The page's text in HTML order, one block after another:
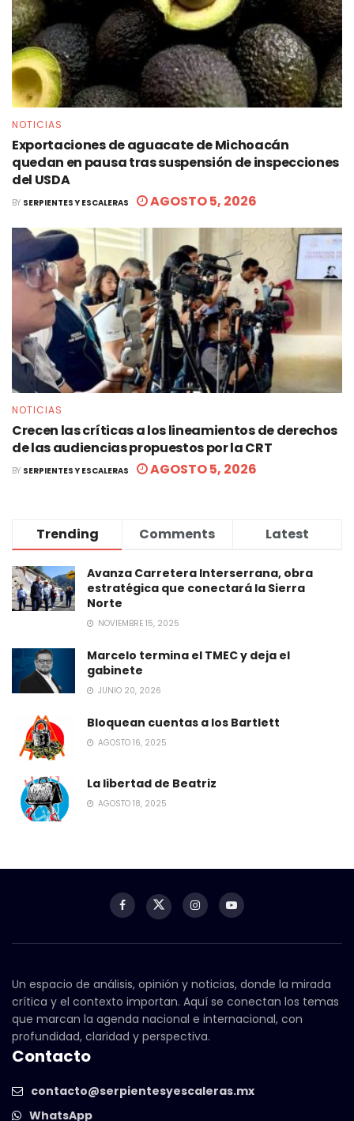
NOTICIAS
Exportaciones de aguacate de Michoacán
quedan en pausa tras suspensión de inspecciones
del USDA
BY SERPIENTES Y ESCALERAS AGOSTO 5, 2026
NOTICIAS
Crecen las críticas a los lineamientos de derechos
de las audiencias propuestos por la CRT
BY SERPIENTES Y ESCALERAS AGOSTO 5, 2026
Trending Comments Latest
Avanza Carretera Interserrana, obra
estratégica que conectará la Sierra
Norte
NOVIEMBRE 15, 2025
Marcelo termina el TMEC y deja el
gabinete
JUNIO 20, 2026
Bloquean cuentas a los Bartlett
AGOSTO 16, 2025
La libertad de Beatriz
AGOSTO 18, 2025
Un espacio de análisis, opinión y noticias, donde la mirada
crítica y el contexto importan. Aquí se conectan los temas
que marcan la agenda nacional e internacional, con
profundidad, claridad y perspectiva.
Contacto
contacto@serpientesyescaleras.mx
WhatsApp